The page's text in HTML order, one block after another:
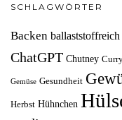
SCHLAGWÖRTER
Backen ballaststoffreich
ChatGPT Chutney
Gemüse Gesundheit
Herbst Hühnchen